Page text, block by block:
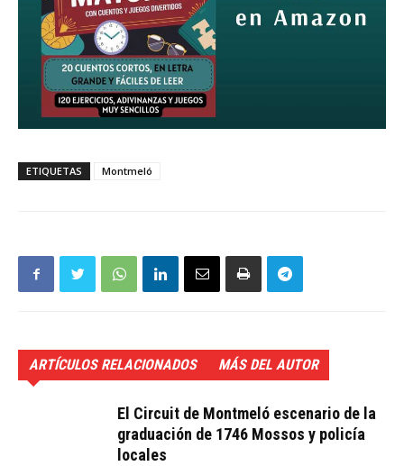
ETIQUETAS Montmeló
ARTÍCULOS RELACIONADOS MÁS DEL AUTOR
El Circuit de Montmeló escenario de la
graduación de 1746 Mossos y policía
locales